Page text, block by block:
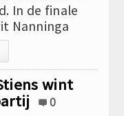
In de finale
Nanninga
wint
0